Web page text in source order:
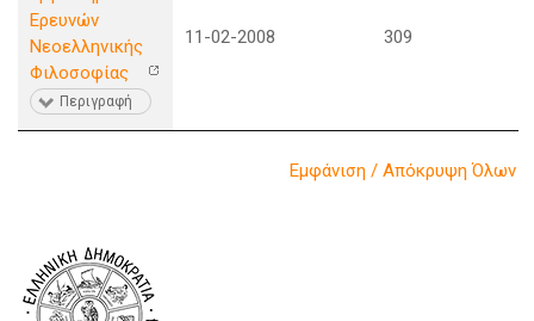
Ερευνών
Νεοελληνικής
Φιλοσοφίας
Περιγραφή
11-02-2008 309
Εμφάνιση / Απόκρυψη Όλων